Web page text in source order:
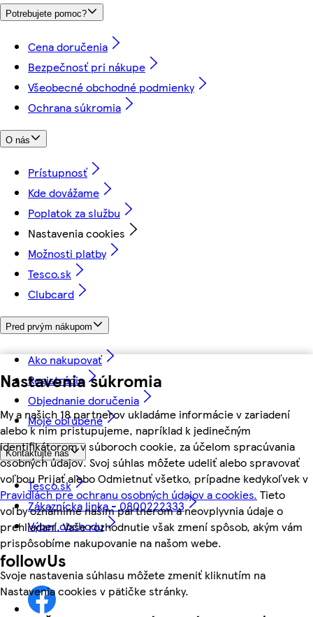
Nastavenia súkromia
My a našich 18 partnerov ukladáme informácie v zariadení
alebo k nim pristupujeme, napríklad k jedinečným
identifikátorom v súboroch cookie, za účelom spracúvania
osobných údajov. Svoj súhlas môžete udeliť alebo spravovať
voľbou Prijať alebo Odmietnuť všetko, prípadne kedykoľvek v
Pravidlách pre ochranu osobných údajov a cookies. Tieto
voľby oznámime našim partnerom a neovplyvnia údaje o
prehliadaní. Vaše rozhodnutie však zmení spôsob, akým vám
prispôsobíme nakupovanie na našom webe.
Svoje nastavenia súhlasu môžete zmeniť kliknutím na
Nastavenia cookies v pätičke stránky.
Potrebujete pomoc?
Cena doručenia
Bezpečnosť pri nákupe
Všeobecné obchodné podmienky
Ochrana súkromia
O nás
Prístupnosť
Kde dovážame
Poplatok za službu
Nastavenia cookies
Možnosti platby
Tesco.sk
Clubcard
Pred prvým nákupom
Ako nakupovať
Registrácia
Objednanie doručenia
Moje obľúbené
Kontaktujte nás
Tesco.sk
Zákaznícka linka - 0800222333
Výber obchodu
followUs